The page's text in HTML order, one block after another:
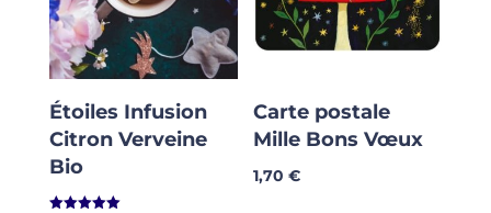
Étoiles Infusion
Citron Verveine
Bio
Carte postale
Mille Bons Vœux
1,70€